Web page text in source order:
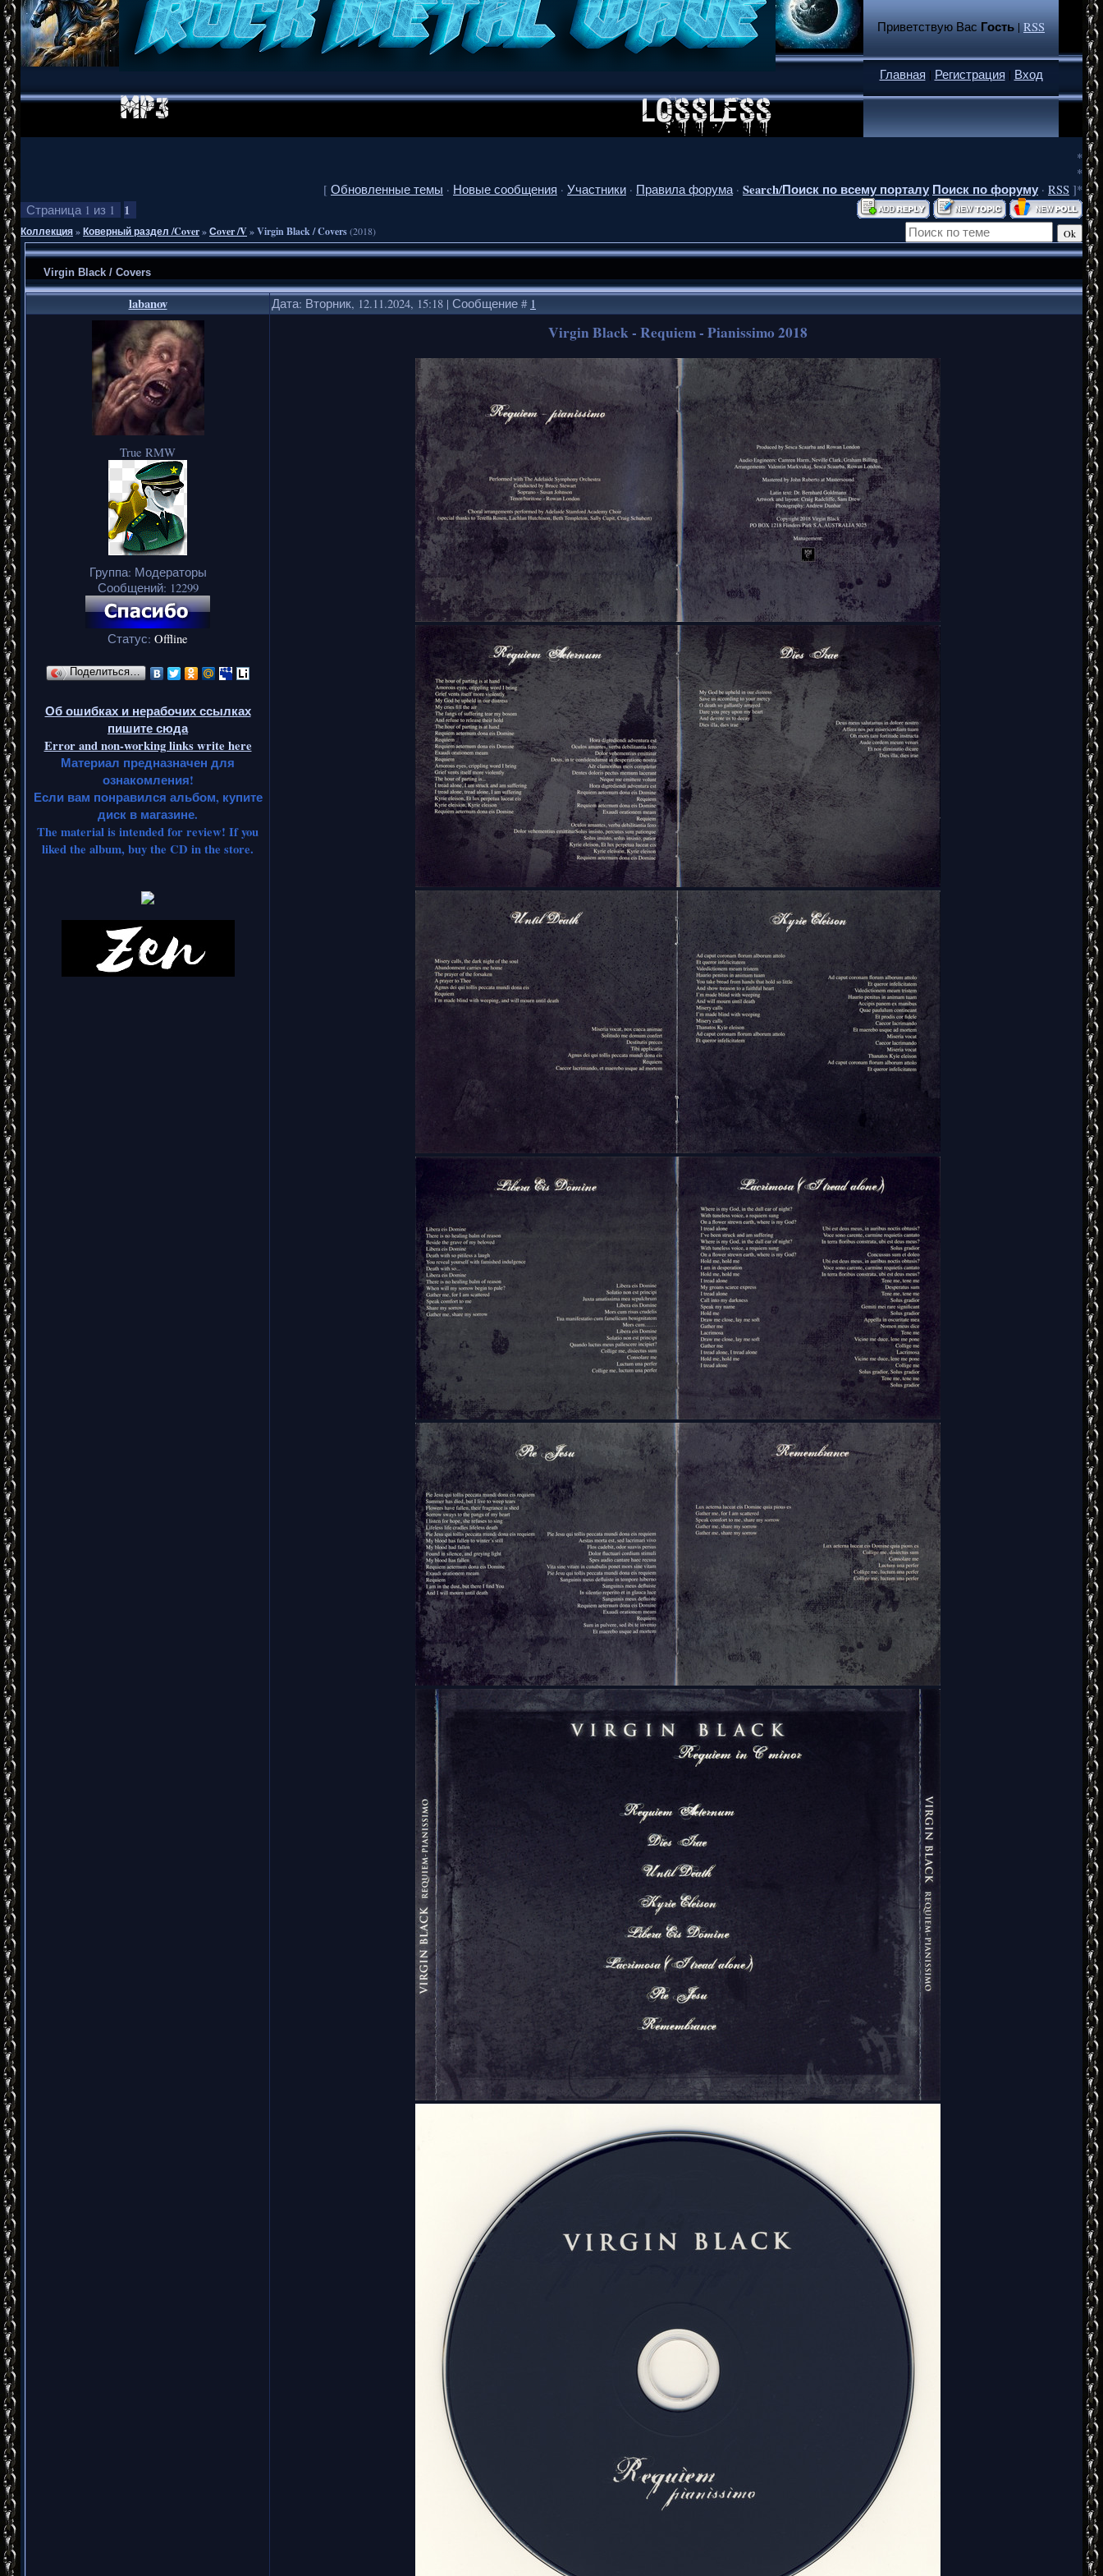
Приветствую Вас Гость|RSS
Главная | Регистрация | Вход
*
*
[ Обновленные темы · Новые сообщения · Участники · Правила форума · Search/Поиск по всему порталу Поиск по форуму · RSS ]*
Страница 1 из 1 1
Коллекция»Коверный раздел /Cover»Сover /V»Virgin Black / Covers(2018)
Virgin Black / Covers
labanov Дата: Вторник, 12.11.2024, 15:18 | Сообщение # 1
True RMW
Группа: Модераторы
Сообщений: 12299
Статус: Offline
Поделиться…
Об ошибках и нерабочих ссылках
пишите сюда
Error and non-working links write here
Материал предназначен для
ознакомления!
Если вам понравился альбом, купите
диск в магазине.
The material is intended for review! If you
liked the album, buy the CD in the store.
Virgin Black - Requiem - Pianissimo 2018